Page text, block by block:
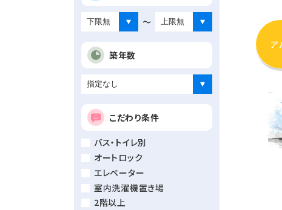
～
築年数
こだわり条件
バス・トイレ別
オートロック
エレベーター
室内洗濯機置き場
2階以上
ア